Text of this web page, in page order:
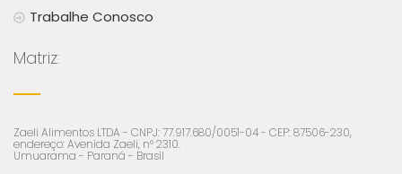
Trabalhe Conosco
Matriz:
Zaeli Alimentos LTDA - CNPJ: 77.917.680/0051-04 - CEP: 87506-230,
endereço: Avenida Zaeli, n° 2310.
Umuarama - Paraná - Brasil